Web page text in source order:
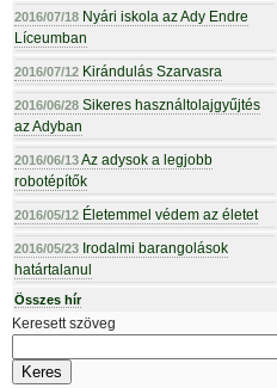
2016/07/18 Nyári iskola az Ady Endre
Líceumban
2016/07/12 Kirándulás Szarvasra
2016/06/28 Sikeres használtolajgyűjtés
az Adyban
2016/06/13Az adysok a legjobb
robotépítők
2016/05/12 Életemmel védem az életet
2016/05/23 Irodalmi barangolások
határtalanul
Összes hír
Keresett szöveg